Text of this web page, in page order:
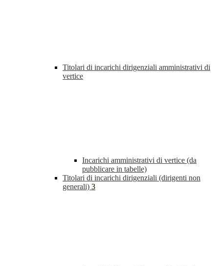
Titolari di incarichi dirigenziali amministrativi di
vertice
Incarichi amministrativi di vertice (da
pubblicare in tabelle)
Titolari di incarichi dirigenziali (dirigenti non
generali) 3